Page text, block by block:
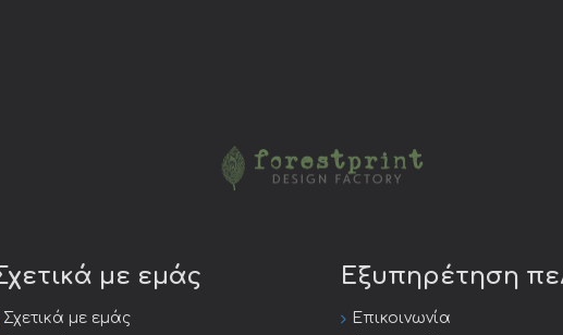
με εμάς
Σχετικά με εμάς
Εξυπηρέτηση
Επικοινωνία